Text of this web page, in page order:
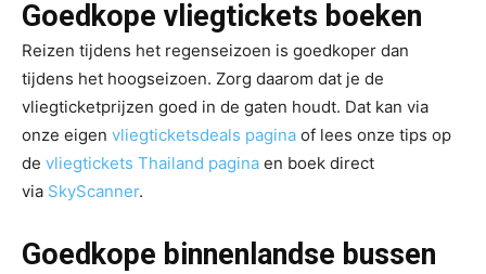
Goedkope vliegtickets boeken
Reizen tijdens het regenseizoen is goedkoper dan
tijdens het hoogseizoen. Zorg daarom dat je de
vliegticketprijzen goed in de gaten houdt. Dat kan via
onze eigen vliegticketsdeals pagina of lees onze tips op
de vliegtickets Thailand pagina en boek direct
via SkyScanner.
Goedkope binnenlandse bussen